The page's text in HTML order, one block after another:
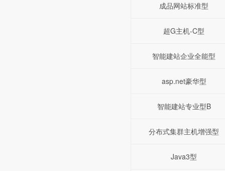
成品网站标准型
超G主机-C型
智能建站企业全能型
asp.net豪华型
智能建站专业型B
分布式集群主机增强型
Java3型